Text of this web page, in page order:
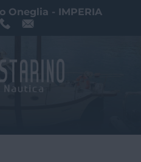
Oneglia - IMPERIA
iere al m
r o